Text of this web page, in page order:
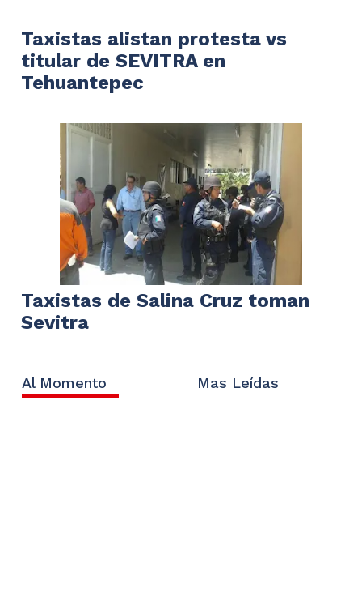
Taxistas alistan protesta vs
titular de SEVITRA en
Tehuantepec
Taxistas de Salina Cruz toman
Sevitra
Al Momento Mas Leídas